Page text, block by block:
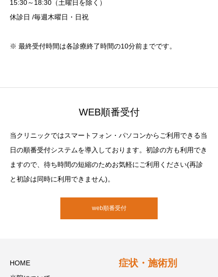
15:30～18:30（土曜日を除く）
休診日 /毎週木曜日・日祝
※ 最終受付時間は各診療終了時間の10分前までです。
WEB順番受付
当クリニックではスマートフォン・パソコンからご利用できる当
日の順番受付システムを導入しております。初診の方も利用でき
ますので、待ち時間の短縮のためお気軽にご利用ください(再診
と初診は同時に利用できません)。
web順番受付
HOME
症状・施術別